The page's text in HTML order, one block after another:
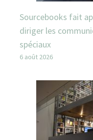
Sourcebooks fait
diriger les
spéciaux
6 août 2026